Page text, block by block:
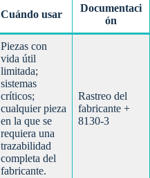
Cuándo usar
Documentaci
ón
Piezas con
vida útil
limitada;
sistemas
críticos;
cualquier pieza
en la que se
requiera una
trazabilidad
completa del
fabricante.
Rastreo del
fabricante +
8130-3